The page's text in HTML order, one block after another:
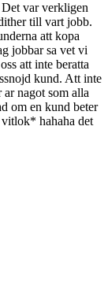
var verkligen
till vart jobb.
att kopa
jobbar sa vet vi
att inte beratta
kund. Att inte
nagot som alla
om en kund beter
hahaha det